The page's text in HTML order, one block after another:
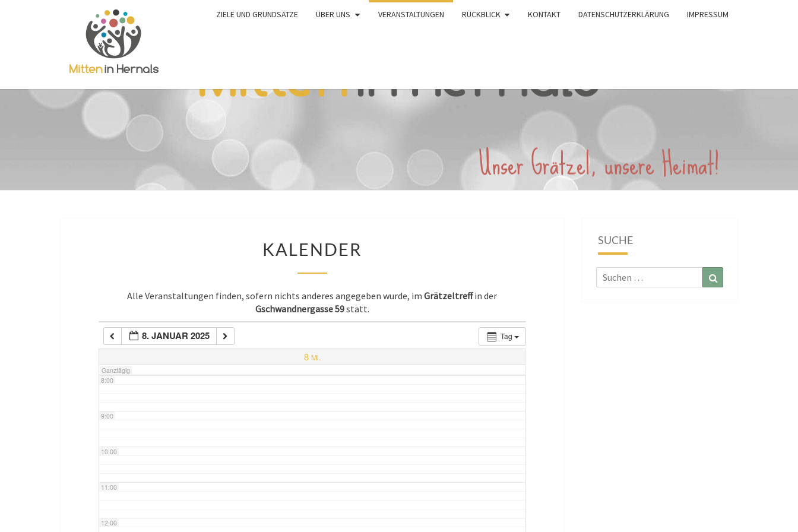
ZIELE UND GRUNDSÄTZE ÜBER UNS VERANSTALTUNGEN RÜCKBLICK KONTAKT DATENSCHUTZERKLÄRUNG IMPRESSUM
KALENDER
Alle Veranstaltungen finden, sofern nichts anderes angegeben wurde, imGrätzeltreffin der
Gschwandnergasse 59statt.
Tag
8. JANUAR 2025
8 Mi.
Ganztägig
7:00
8:00
9:00
10:00
11:00
12:00
SUCHE
Suchen
nach: